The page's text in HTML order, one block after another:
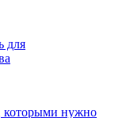
для
которыми нужно